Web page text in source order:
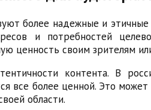
более надежные и
и потребностей
ценность своим зрителям
контента. В
все более ценной. Это
области.